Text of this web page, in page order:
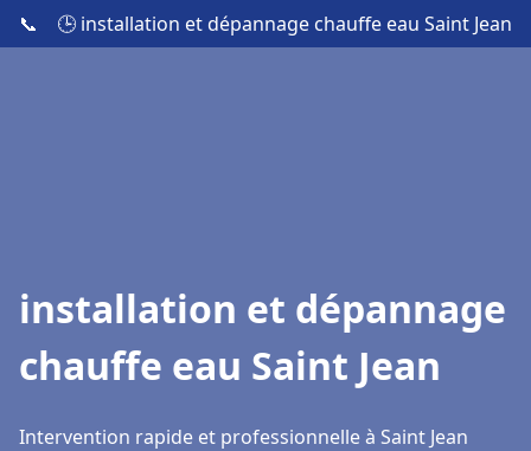
📞 🕒 installation et dépannage chauffe eau Saint Jean
installation et dépannage
chauffe eau Saint Jean
Intervention rapide et professionnelle à Saint Jean